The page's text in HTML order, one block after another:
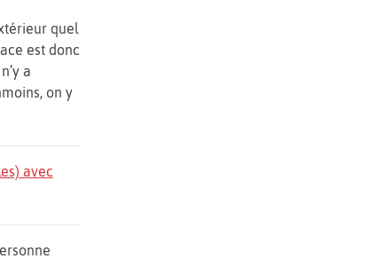
quel
est donc
a
on y
avec